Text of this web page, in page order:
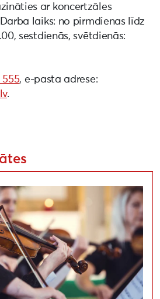
ar koncertzāles
laiks: no pirmdienas līdz
sestdienās, svētdienās:
555, e-pasta adrese:
.